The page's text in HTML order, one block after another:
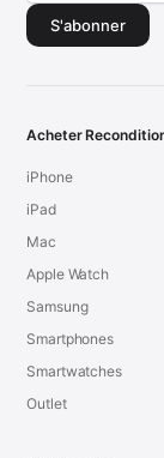
S'abonner
Acheter
iPhone
iPad
Mac
Apple Watch
Samsung
Smartphones
Smartwatches
Outlet